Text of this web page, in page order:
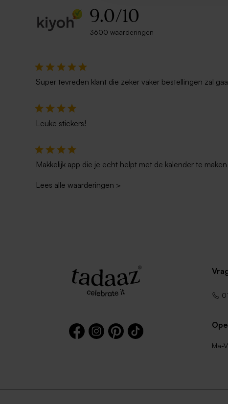
9.0/10
3600 waarderingen
Super tevreden klant die zeker vaker bestellingen zal
Leuke stickers!
Makkelijk app die je echt helpt met de kalender te
Lees alle waarderingen >
Ma-